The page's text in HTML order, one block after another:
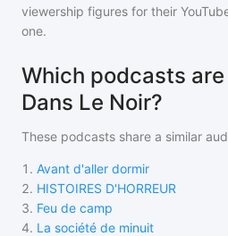
viewership figures for their
one.
Which podcasts
Dans Le Noir?
These podcasts share a similar
1 . Avant d'aller dormir
2. HISTOIRES D'HORREUR
3. Feu de camp
4. La société de minuit